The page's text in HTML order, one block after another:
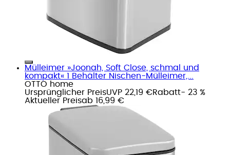
Mülleimer »Joonah, Soft Close, schmal und
kompakt« 1 Behälter Nischen-Mülleimer,...
OTTO home
Ursprünglicher PreisUVP 22,19 €Rabatt- 23 %
Aktueller Preisab 16,99 €